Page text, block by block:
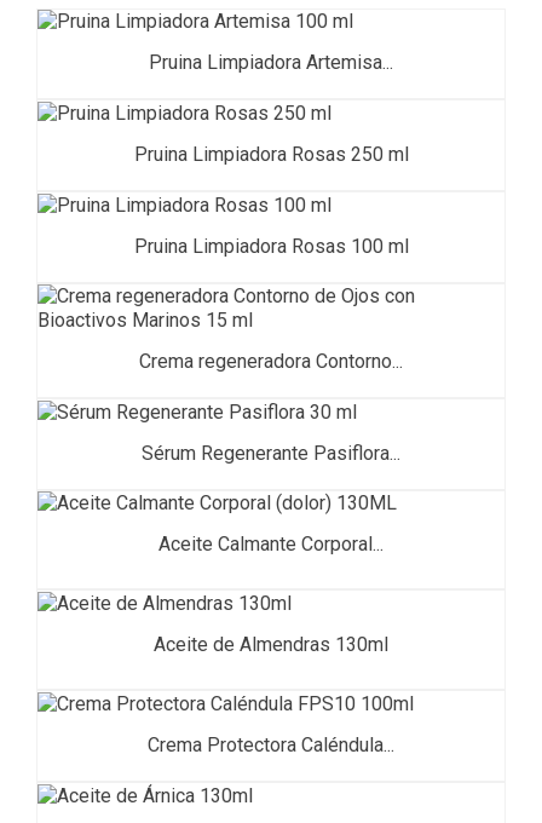
Pruina Limpiadora Artemisa...
Pruina Limpiadora Rosas 250 ml
Pruina Limpiadora Rosas 100 ml
Crema regeneradora Contorno...
Sérum Regenerante Pasiflora...
Aceite Calmante Corporal...
Aceite de Almendras 130ml
Crema Protectora Caléndula...